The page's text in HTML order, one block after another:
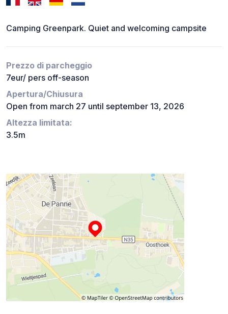
Camping Greenpark. Quiet and welcoming campsite
Prezzo di parcheggio
7eur/ pers off-season
Apertura/Chiusura
Open from march 27 until september 13, 2026
Altezza limitata:
3.5m